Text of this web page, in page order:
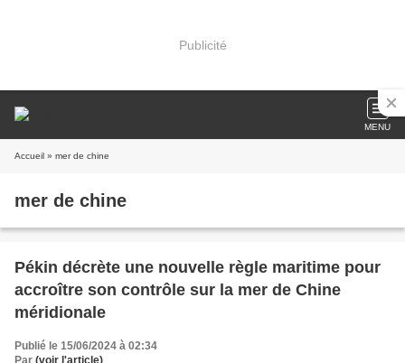
Publicité
MENU
Accueil » mer de chine
mer de chine
Pékin décrète une nouvelle règle maritime pour
accroître son contrôle sur la mer de Chine
méridionale
Publié le 15/06/2024 à 02:34
Par (voir l'article)